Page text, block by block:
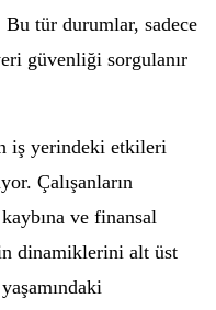
tür durumlar, sadece
güvenliği sorgulanır
iş yerindeki etkileri
Çalışanların
ve finansal
dinamiklerini alt üst